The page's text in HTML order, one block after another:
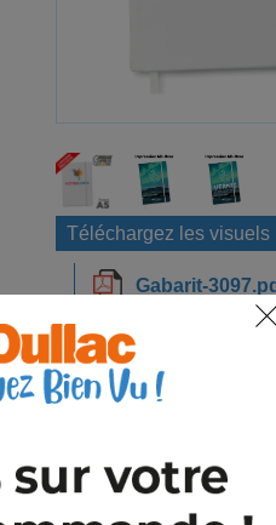
Téléchargez les
Gabarit-